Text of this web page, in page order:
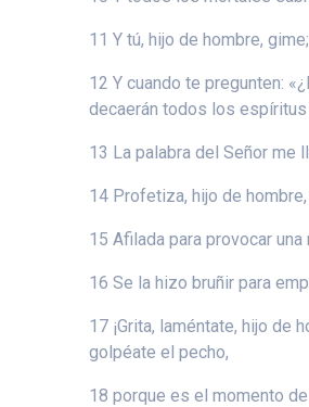
11 Y tú, hijo de hombre,
12 Y cuando te pregunten:
decaerán todos los espíritus
13 La palabra del Señor me
14 Profetiza, hijo de
15 Afilada para provocar
16 Se la hizo bruñir para
17 ¡Grita, laméntate, hijo
golpéate el pecho,
18 porque es el momento